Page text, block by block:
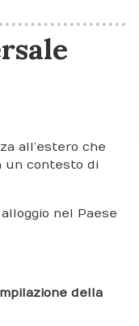
all’estero che
un contesto di
nel Paese
della